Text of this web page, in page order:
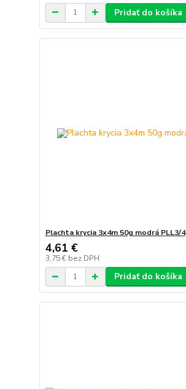
Pridať do košíka
Plachta krycia 3x4m 50g modrá PLL3/4
4,61 €
3,75 € bez DPH
Pridať do košíka